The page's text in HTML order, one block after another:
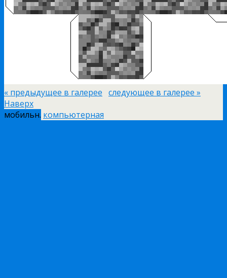
« предыдущее в галерее следующее в галерее »
Наверх
мобильн. компьютерная